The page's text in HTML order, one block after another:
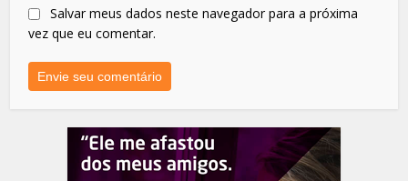
Salvar meus dados neste navegador para a próxima
vez que eu comentar.